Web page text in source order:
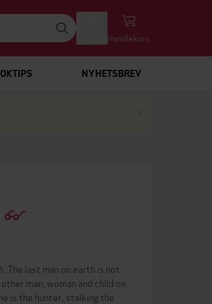
Handlekurv
NYHETSBREV
last man on earth is not
man, woman and child on
is the hunter, stalking the